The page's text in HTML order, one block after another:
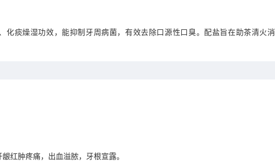
化痰燥湿功效，能抑制牙周病菌，有效去除口源性口臭。配盐旨在助茶清火消
红肿疼痛，出血溢脓，牙根宣露。